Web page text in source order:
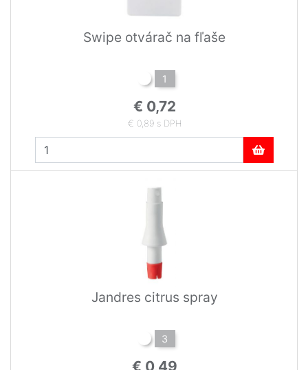
Swipe otvárač na fľaše
1
€ 0,72
€ 0,89 s DPH
Jandres citrus spray
3
€ 0,49